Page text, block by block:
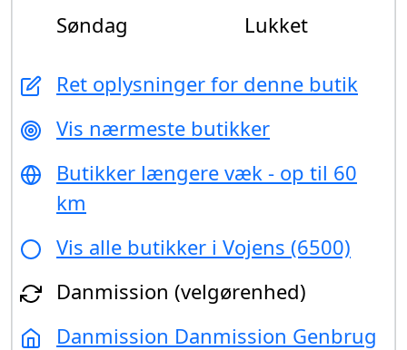
Søndag
Lukket
Ret oplysninger for denne butik
Vis nærmeste butikker
Butikker længere væk - op til 60
km
Vis alle butikker i Vojens (6500)
Danmission (velgørenhed)
Danmission Danmission Genbrug